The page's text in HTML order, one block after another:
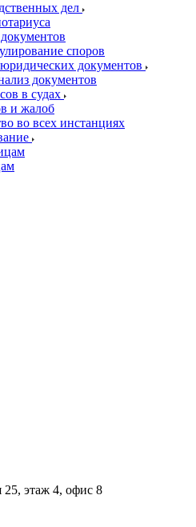
дел
споров
документов
документов
в судах
и жалоб
во всех инстанциях
25, этаж 4, офис 8